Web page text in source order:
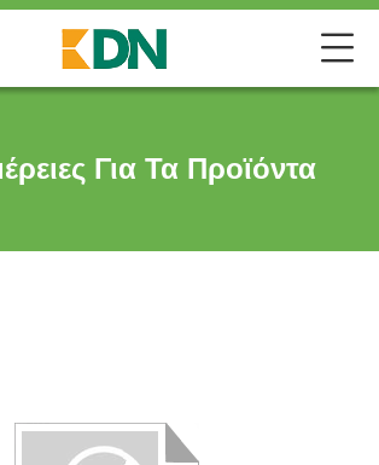
Για Τα Προϊόντα